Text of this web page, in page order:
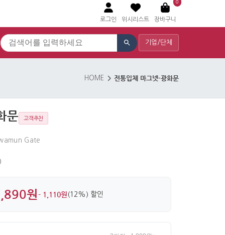
로그인 위시리스트
0
장바구니
기업/단체
HOME 전통입체 마그넷-광화문
문 고객추천
Gate
원 - 1,110원 (12%) 할인